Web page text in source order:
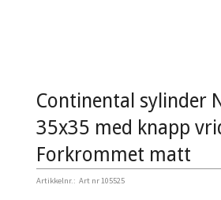
Continental sylinder
35x35 med knapp
Forkrommet matt
Artikkelnr.: Art nr 105525